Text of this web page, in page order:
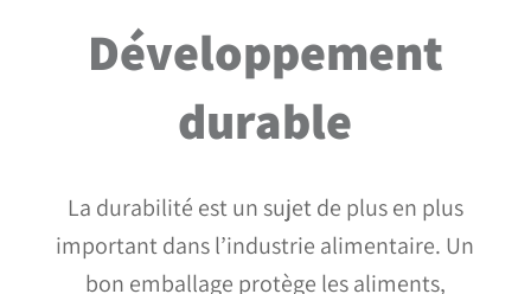
Développement
durable
La durabilité est un sujet de plus en plus
important dans l’industrie alimentaire. Un
bon emballage protège les aliments,